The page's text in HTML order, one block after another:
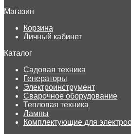
Магазин
Корзина
Личный кабинет
Каталог
Садовая техника
Генераторы
Электроинструмент
Сварочное оборудование
Тепловая техника
Лампы
Комплектующие для